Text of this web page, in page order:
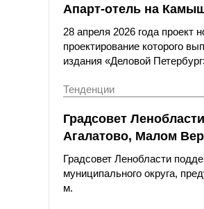
Апарт-отель на
28 апреля 2026 года проект
проектирование которого
издания «Деловой
Тенденции
Градсовет
Агалатово, Малом
Градсовет Ленобласти
муниципального округа,
м.